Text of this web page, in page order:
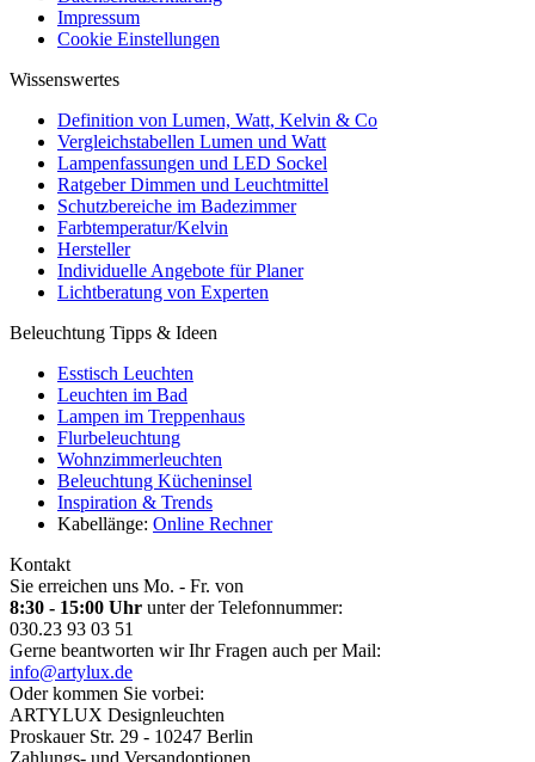
Impressum
Cookie Einstellungen
Wissenswertes
Definition von Lumen, Watt, Kelvin & Co
Vergleichstabellen Lumen und Watt
Lampenfassungen und LED Sockel
Ratgeber Dimmen und Leuchtmittel
Schutzbereiche im Badezimmer
Farbtemperatur/Kelvin
Hersteller
Individuelle Angebote für Planer
Lichtberatung von Experten
Beleuchtung Tipps & Ideen
Esstisch Leuchten
Leuchten im Bad
Lampen im Treppenhaus
Flurbeleuchtung
Wohnzimmerleuchten
Beleuchtung Kücheninsel
Inspiration & Trends
Kabellänge: Online Rechner
Kontakt
Sie erreichen uns Mo. - Fr. von
8:30 - 15:00 Uhr unter der Telefonnummer:
030.23 93 03 51
Gerne beantworten wir Ihr Fragen auch per Mail:
info@artylux.de
Oder kommen Sie vorbei:
ARTYLUX Designleuchten
Proskauer Str. 29 - 10247 Berlin